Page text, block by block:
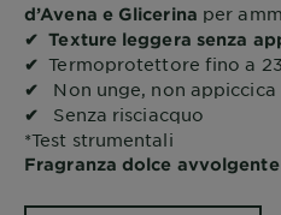
d’Avena e Glicerina per
✔ Texture leggera senza
✔Termoprotettore fino a
✔ Non unge, non appiccica
✔ Senza risciacquo
*Test strumentali
Fragranza dolce avvolgente